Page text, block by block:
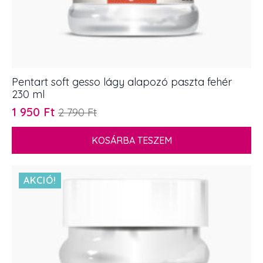
Pentart soft gesso lágy alapozó paszta fehér
230 ml
2 790Ft
Original
790 Ft.
1 950 Ft
Current
950 Ft.
KOSÁRBA TESZEM
AKCIÓ!